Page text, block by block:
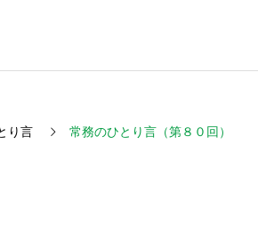
り言 常務のひとり言（第８０回）